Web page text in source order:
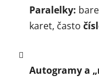
Paralelky:
karet, často
Autogramy a